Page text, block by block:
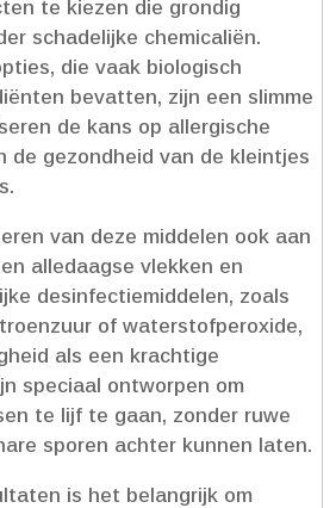
te kiezen die grondig
schadelijke chemicaliën.​
die vaak biologisch
bevatten, zijn een slimme
de kans op allergische
de gezondheid van de kleintjes
van deze middelen ook aan
alledaagse vlekken en
desinfectiemiddelen, zoals
of waterstofperoxide,
als een krachtige
speciaal ontworpen om
te lijf te gaan, zonder ruwe
sporen achter kunnen laten.​
is het belangrijk om